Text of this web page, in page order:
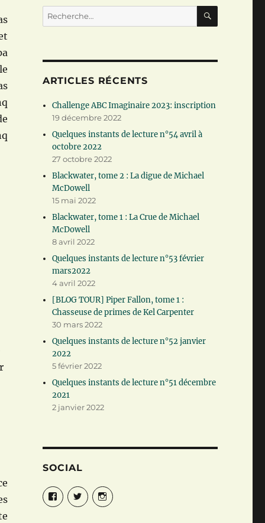
Recherche
pour :
ARTICLES RÉCENTS
Challenge ABC Imaginaire 2023: inscription
19 décembre 2022
Quelques instants de lecture n°54 avril à
octobre 2022
27 octobre 2022
Blackwater, tome 2 : La digue de Michael
McDowell
15 mai 2022
Blackwater, tome 1 : La Crue de Michael
McDowell
8 avril 2022
Quelques instants de lecture n°53 février
mars2022
4 avril 2022
[BLOG TOUR] Piper Fallon, tome 1 :
Chasseuse de primes de Kel Carpenter
30 mars 2022
Quelques instants de lecture n°52 janvier
2022
5 février 2022
Quelques instants de lecture n°51 décembre
2021
2 janvier 2022
SOCIAL
FacebookTwitterInstagram